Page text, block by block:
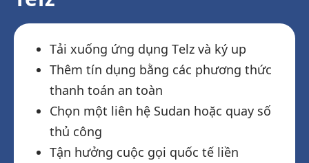
Tải xuống ứng dụng Telz và ký up
Thêm tín dụng bằng các phương thức
thanh toán an toàn
Chọn một liên hệ Sudan hoặc quay số
thủ công
Tận hưởng cuộc gọi quốc tế liền